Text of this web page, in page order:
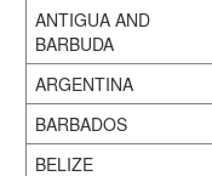
ANTIGUA AND
BARBUDA
ARGENTINA
BARBADOS
BELIZE